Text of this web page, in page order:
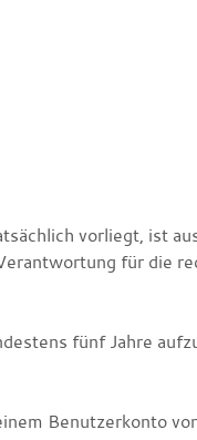
vorliegt, ist
für die
fünf Jahre
Benutzerkonto